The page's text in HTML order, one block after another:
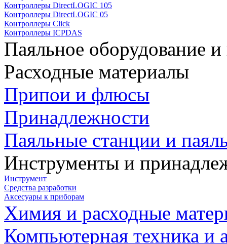
Контроллеры DirectLOGIC 105
Контроллеры DirectLOGIC 05
Контроллеры Click
Контроллеры ICPDAS
Паяльное оборудование
Расходные материалы
Припои и флюсы
Принадлежности
Паяльные станции и
Инструменты и
Инструмент
Средства разработки
Аксесуары к приборам
Химия и расходные
Компьютерная техника и